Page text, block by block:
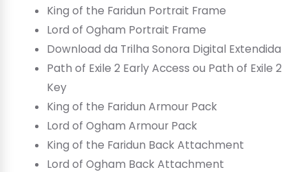
King of the Faridun Portrait Frame
Lord of Ogham Portrait Frame
Download da Trilha Sonora Digital Extendida
Path of Exile 2 Early Access ou Path of Exile 2
Key
King of the Faridun Armour Pack
Lord of Ogham Armour Pack
King of the Faridun Back Attachment
Lord of Ogham Back Attachment